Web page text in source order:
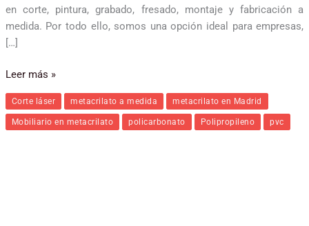
en corte, pintura, grabado, fresado, montaje y fabricación a
medida. Por todo ello, somos una opción ideal para empresas,
[…]
Leer más »
Corte láser metacrilato a medida metacrilato en Madrid
Mobiliario en metacrilato policarbonato Polipropileno pvc